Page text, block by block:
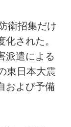
衛招集だけ
された。
派遣による
東日本大震
および予備